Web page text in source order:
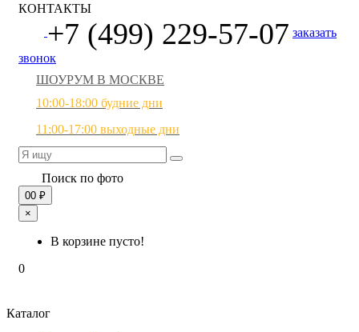
КОНТАКТЫ
+7 (499) 229-57-07 заказать
звонок
ШОУРУМ В МОСКВЕ
10:00-18:00 будние дни
11:00-17:00 выходные дни
Поиск по фото
00 ₽
×
В корзине пусто!
0
Каталог